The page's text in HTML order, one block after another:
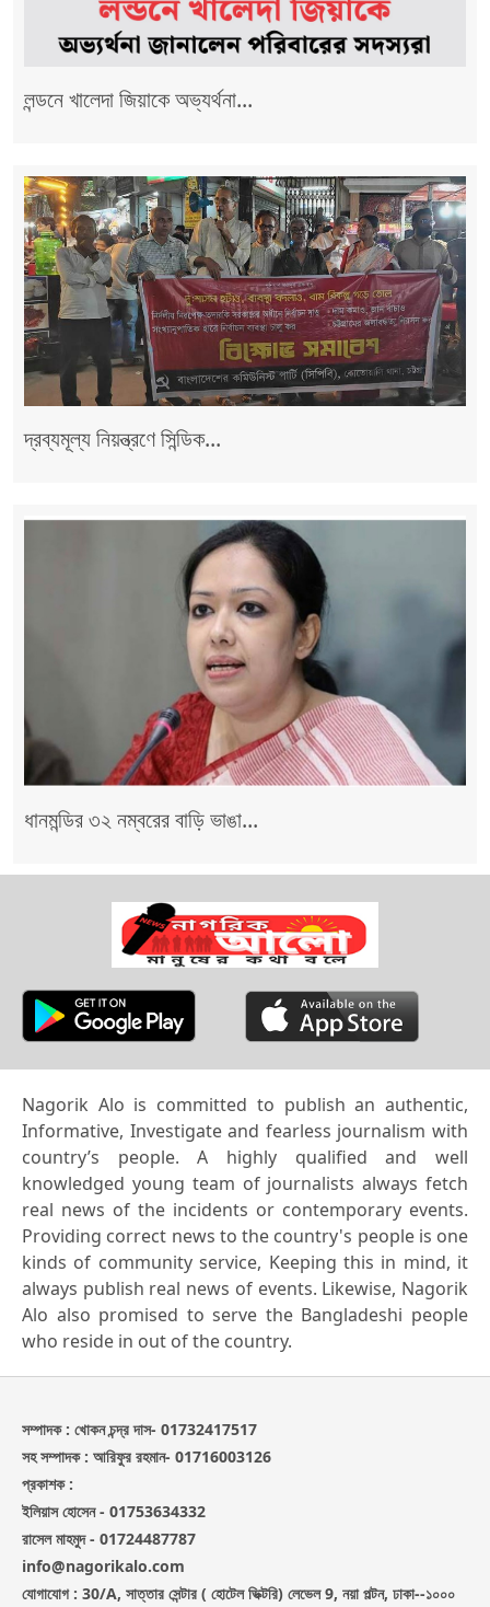
লন্ডনে খালেদা জিয়াকে অভ্যর্থনা...
দ্রব্যমূল্য নিয়ন্ত্রণে সিন্ডিক...
ধানমন্ডির ৩২ নম্বরের বাড়ি ভাঙা...
Nagorik Alo is committed to publish an authentic,
Informative, Investigate and fearless journalism with
country’s people. A highly qualified and well
knowledged young team of journalists always fetch
real news of the incidents or contemporary events.
Providing correct news to the country's people is one
kinds of community service, Keeping this in mind, it
always publish real news of events. Likewise, Nagorik
Alo also promised to serve the Bangladeshi people
who reside in out of the country.
সম্পাদক : খোকন চন্দ্র দাস- 01732417517
সহ সম্পাদক : আরিফুর রহমান- 01716003126
প্রকাশক :
ইলিয়াস হোসেন - 01753634332
রাসেল মাহমুদ - 01724487787
info@nagorikalo.com
যোগাযোগ : 30/A, সাত্তার সেন্টার ( হোটেল ভিক্টরি) লেভেল 9, নয়া পল্টন, ঢাকা--১০০০